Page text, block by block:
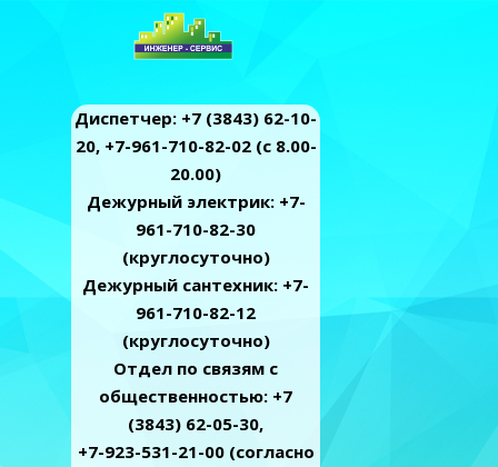
Диспетчер: +7 (3843) 62-10-
20, +7-961-710-82-02 (c 8.00-
20.00)
Дежурный электрик: +7-
961-710-82-30
(круглосуточно)
Дежурный сантехник: +7-
961-710-82-12
(круглосуточно)
Отдел по связям с
общественностью: +7
(3843) 62-05-30,
+7-923-531-21-00 (согласно